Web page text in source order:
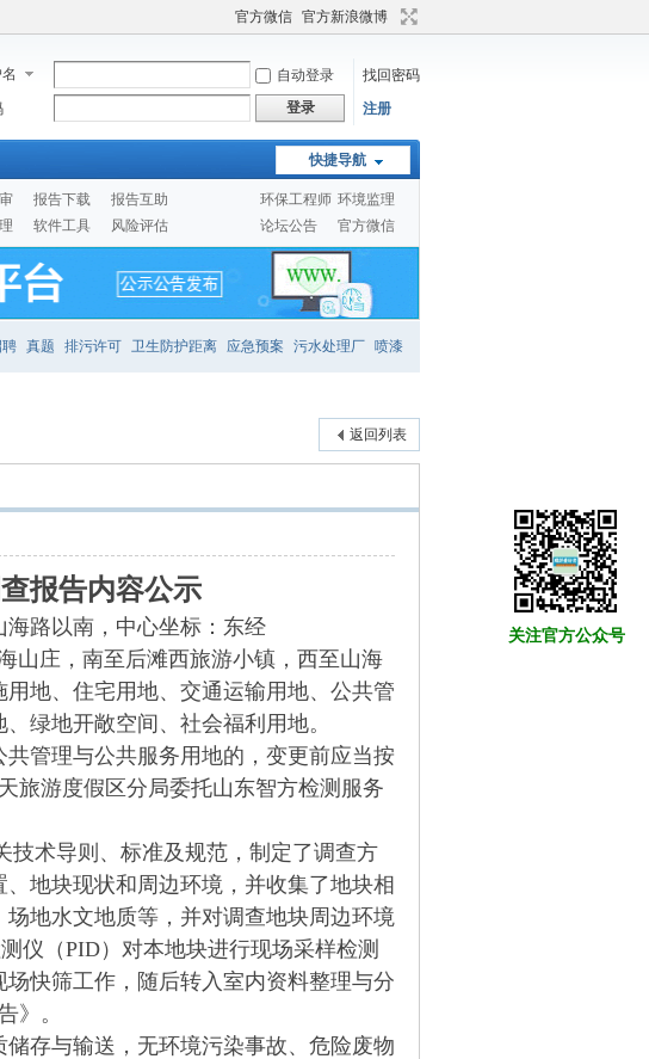
官方微信 官方新浪微博
自动登录
找回密码
登录 注册
快捷导航
报告下载
报告互助
软件工具 风险评估
环保工程师 环境监理
论坛公告
官方微信
真题 排污许可 卫生防护距离 应急预案 污水处理厂 喷漆
返回列表
告内容公示
路以南，中心坐标：东经
海山庄，南至后滩西旅游小镇，西至山海
地、住宅用地、交通运输用地、公共管
绿地开敞空间、社会福利用地。
管理与公共服务用地的，变更前应当按
旅游度假区分局委托山东智方检测服务
技术导则、标准及规范，制定了调查方
地块现状和周边环境，并收集了地块相
地水文地质等，并对调查地块周边环境
仪（PID）对本地块进行现场采样检测
快筛工作，随后转入室内资料整理与分
》。
存与输送，无环境污染事故、危险废物
关注官方公众号